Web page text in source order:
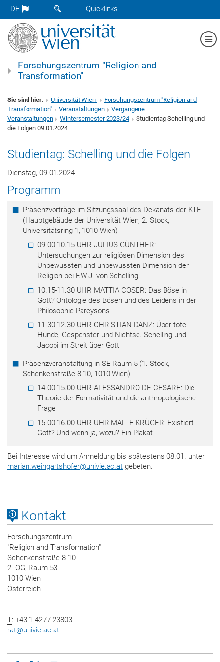
DE SUCHFORMULAR ÖFFNEN
Quicklinks
Forschungszentrum "Religion and
Transformation"
Sie sind hier: Universität Wien
Forschungszentrum "Religion and
Transformation"
Veranstaltungen
Vergangene
Veranstaltungen
Wintersemester 2023/24
Studientag Schelling und
die Folgen 09.01.2024
Studientag: Schelling und die Folgen
Dienstag, 09.01.2024
Programm
Präsenzvorträge im Sitzungssaal des Dekanats der KTF
(Hauptgebäude der Universität Wien, 2. Stock,
Universitätsring 1, 1010 Wien)
09.00-10.15 UHR JULIUS GÜNTHER:
Untersuchungen zur religiösen Dimension des
Unbewussten und unbewussten Dimension der
Religion bei F.W.J. von Schelling
10.15-11.30 UHR MATTIA COSER: Das Böse in
Gott? Ontologie des Bösen und des Leidens in der
Philosophie Pareysons
11.30-12.30 UHR CHRISTIAN DANZ: Über tote
Hunde, Gespenster und Nichtse. Schelling und
Jacobi im Streit über Gott
Präsenzveranstaltung in SE-Raum 5 (1. Stock,
Schenkenstraße 8-10, 1010 Wien)
14.00-15.00 UHR ALESSANDRO DE CESARE: Die
Theorie der Formativität und die anthropologische
Frage
15.00-16.00 UHR UHR MALTE KRÜGER: Existiert
Gott? Und wenn ja, wozu? Ein Plakat
Bei Interesse wird um Anmeldung bis spätestens 08.01. unter
marian.weingartshofer@univie.ac.at gebeten.
Kontakt
Forschungszentrum
"Religion and Transformation"
Schenkenstraße 8-10
2. OG, Raum 53
1010 Wien
Österreich
T: +43-1-4277-23803
rat@univie.ac.at